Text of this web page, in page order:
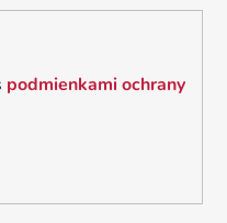
podmienkami ochrany